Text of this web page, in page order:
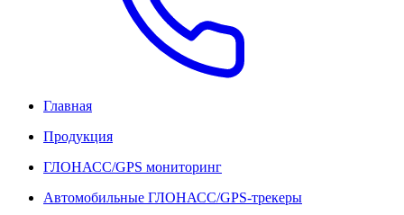
Главная
Продукция
ГЛОНАСС/GPS мониторинг
Автомобильные ГЛОНАСС/GPS-трекеры